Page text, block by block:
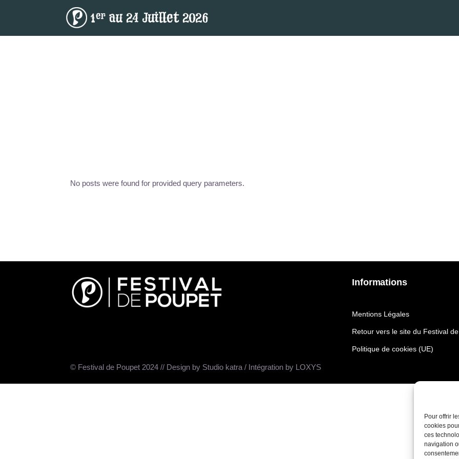
Pour offrir
cookies
ces
navigation
No posts were found for provided query parameters.
Informations
Mentions Légales
Retour vers le site du Festival
Politique de cookies (UE)
© Festival de Poupet 2024 // Design by Studio katra / Intégration by LOXYS